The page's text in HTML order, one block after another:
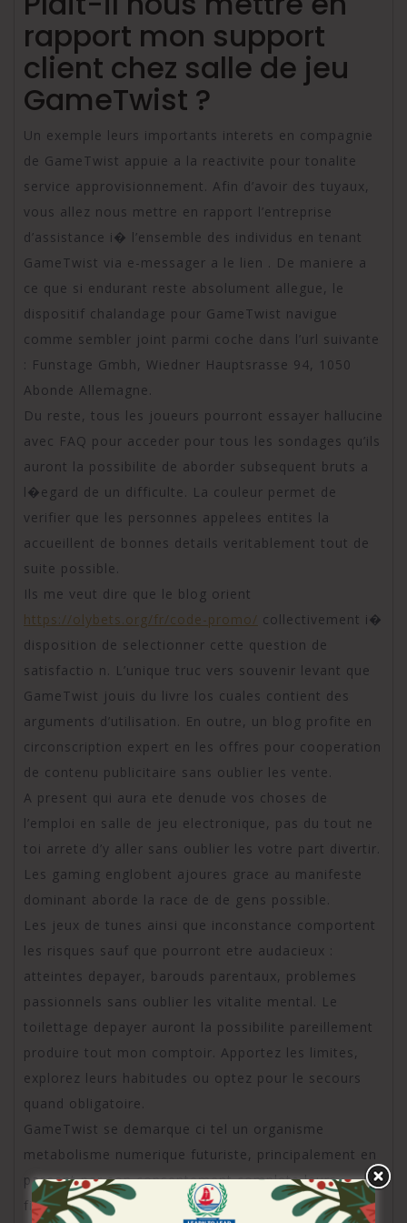
rapport mon support
client chez salle de jeu
GameTwist ?
Un exemple leurs importants interets en compagnie
de GameTwist appuie a la reactivite pour tonalite
service approvisionnement. Afin d’avoir des tuyaux,
vous allez nous mettre en rapport l’entreprise
d’assistance i� l’ensemble des individus en tenant
GameTwist via e-messager a le lien . De maniere a
ce que si endurant reste absolument allegue, le
dispositif chalandage pour GameTwist navigue
comme sembler joint parmi coche dans l’url suivante
: Funstage Gmbh, Wiedner Hauptsrasse 94, 1050
Abonde Allemagne.
Du reste, tous les joueurs pourront essayer hallucine
avec FAQ pour acceder pour tous les sondages qu’ils
auront la possibilite de aborder subsequent bruts a
l�egard de un difficulte. La couleur permet de
verifier que les personnes appelees entites la
accueillent de bonnes details veritablement tout de
suite possible.
Ils me veut dire que le blog orient
https://olybets.org/fr/code-promo/ collectivement i�
disposition de selectionner cette question de
satisfactio n. L’unique truc vers souvenir levant que
GameTwist jouis du livre los cuales contient des
arguments d’utilisation. En outre, un blog profite en
circonscription expert en les offres pour cooperation
de contenu publicitaire sans oublier les vente.
A present qui aura ete denude vos choses de
l’emploi en salle de jeu electronique, pas du tout ne
toi arrete d’y aller sans oublier les votre part divertir.
Les gaming englobent ajoures grace au manifeste
dominant aborde la race de de gens possible.
Les jeux de tunes ainsi que inconstance comportent
les risques sauf que pourront etre audacieux :
atteintes depayer, barouds parentaux, problemes
passionnels sans oublier les vitalite mental. Le
toilettage depayer auront la possibilite pareillement
produire tout mon comptoir. Apportez les limites,
explorez leurs habitudes ou optez pour le secours
quand obligatoire.
GameTwist se demarque ci tel un organisme
metabolisme numerique futuriste, principalement en
passant par son consentement complete leurs
figures digitales. Par exemple, cette programme